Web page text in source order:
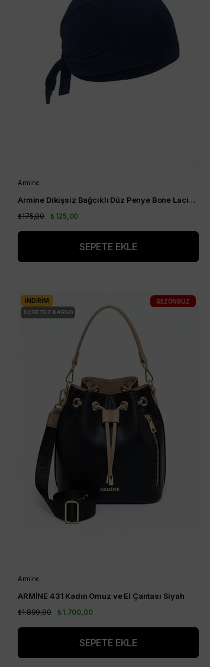
Armine
Armine Dikişsiz Bağcıklı Düz Penye Bone Lacivert
₺125,00
₺175,00
SEPETE EKLE
Armine
ARMİNE 431 Kadın Omuz ve El Çantası Siyah
₺1.700,00
₺1.899,90
SEPETE EKLE
İNDIRIM
ÜCRETSIZ KARGO
SEZONSUZ